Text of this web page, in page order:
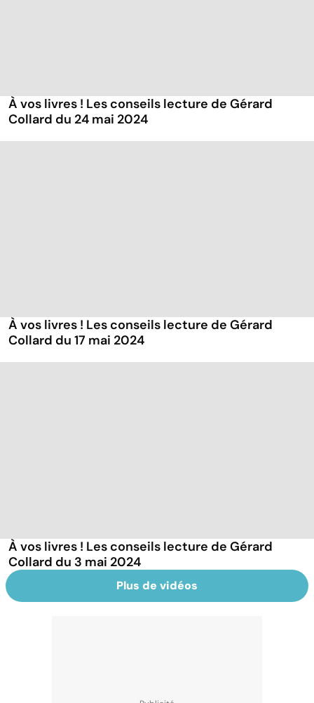
À vos livres ! Les conseils lecture de Gérard
Collard du 24 mai 2024
À vos livres ! Les conseils lecture de Gérard
Collard du 17 mai 2024
À vos livres ! Les conseils lecture de Gérard
Collard du 3 mai 2024
Plus de vidéos